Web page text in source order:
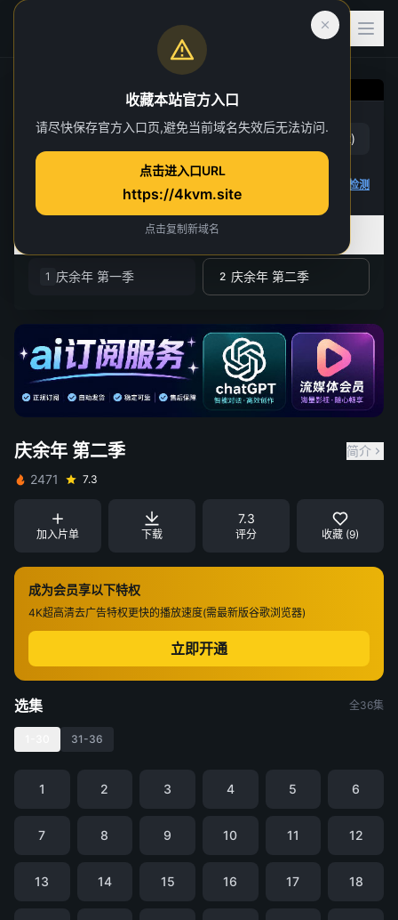
庆余年 第二季
第 26 集
赞 ( 10) 踩 2)
播放检测
1 庆余年 第一季 2 庆余年 第二季
庆余年 第二季
简介
2471
7.3
加入片单 下载
7.3
评分 收藏 (9)
成为会员享以下特权
4K超高清去广告特权更快的播放速度(需最新版谷歌浏览器)
立即开通
选集 全36集
31-36
1 2 3 4 5 6
7 8 9 10 11 12
13 14 15 16 17 18
收藏本站官方入口
请尽快保存官方入口页,避免当前域名失效后无法访问.
点击进入口URL
https://4kvm.site
点击复制新域名